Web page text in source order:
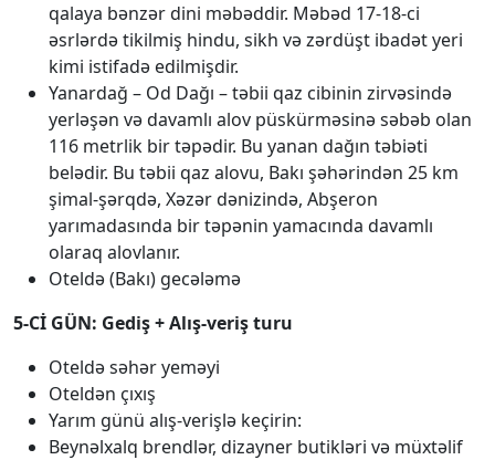
qalaya bənzər dini məbəddir. Məbəd 17-18-ci
əsrlərdə tikilmiş hindu, sikh və zərdüşt ibadət yeri
kimi istifadə edilmişdir.
Yanardağ – Od Dağı – təbii qaz cibinin zirvəsində
yerləşən və davamlı alov püskürməsinə səbəb olan
116 metrlik bir təpədir. Bu yanan dağın təbiəti
belədir. Bu təbii qaz alovu, Bakı şəhərindən 25 km
şimal-şərqdə, Xəzər dənizində, Abşeron
yarımadasında bir təpənin yamacında davamlı
olaraq alovlanır.
Oteldə (Bakı) gecələmə
5-Cİ GÜN: Gediş + Alış-veriş turu
Oteldə səhər yeməyi
Oteldən çıxış
Yarım günü alış-verişlə keçirin:
Beynəlxalq brendlər, dizayner butikləri və müxtəlif